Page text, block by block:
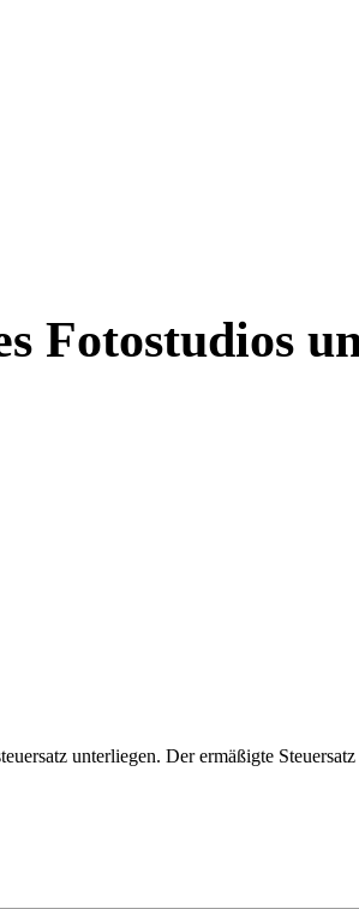
Fotostudios
unterliegen. Der ermäßigte